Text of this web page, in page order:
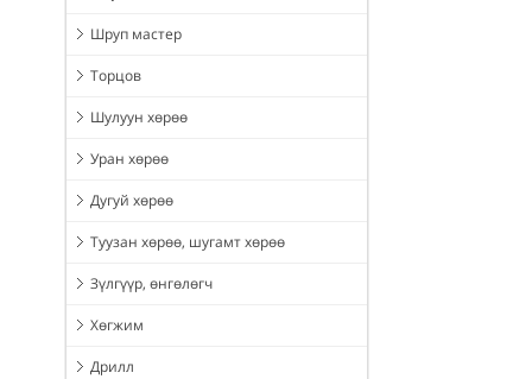
Шруп мастер
Торцов
Шулуун хөрөө
Уран хөрөө
Дугуй хөрөө
Туузан хөрөө, шугамт хөрөө
Зүлгүүр, өнгөлөгч
Хөгжим
Дрилл